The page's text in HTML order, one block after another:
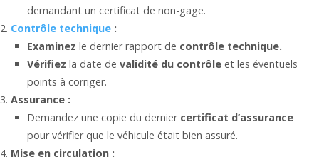
demandant un certificat de non-gage.
Contrôle technique :
Examinez le dernier rapport de contrôle technique.
Vérifiez la date devalidité du contrôleet les éventuels
points à corriger.
Assurance :
Demandez une copie du dernier certificat d’assurance
pour vérifier que le véhicule était bien assuré.
Mise en circulation :